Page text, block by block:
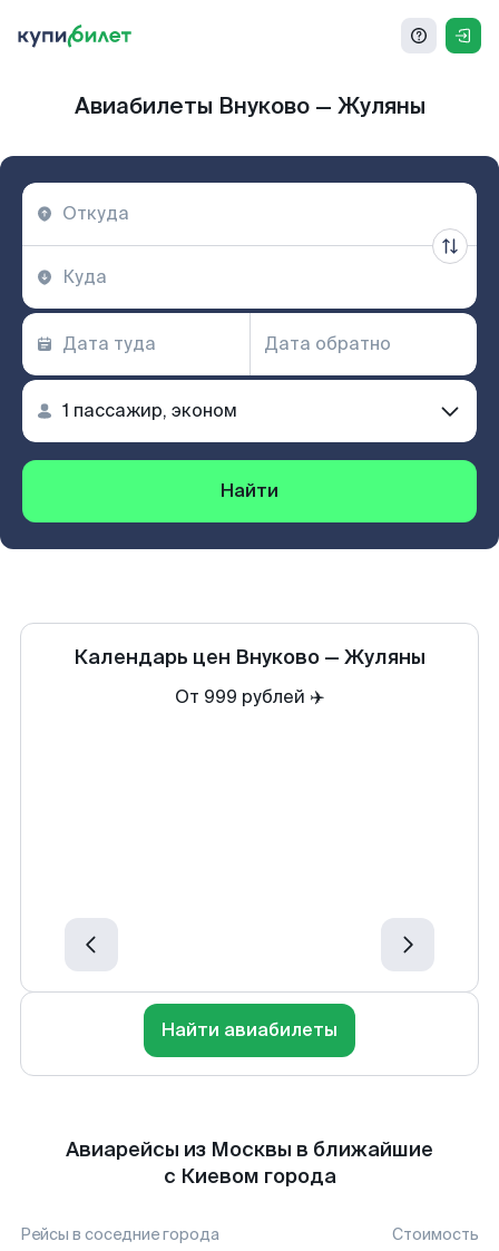
Авиабилеты Внуково — Жуляны
Найти
Календарь цен Внуково — Жуляны
От 999 рублей ✈️
Найти авиабилеты
Авиарейсы из Москвы в ближайшие
с Киевом города
Рейсы в соседние города Стоимость